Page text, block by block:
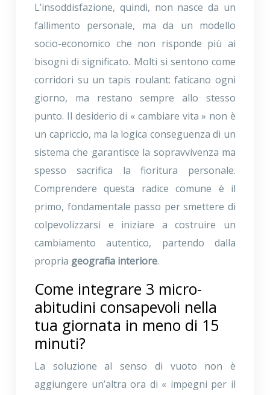
L’insoddisfazione, quindi, non nasce da un
fallimento personale, ma da un modello
socio-economico che non risponde più ai
bisogni di significato. Molti si sentono come
corridori su un tapis roulant: faticano ogni
giorno, ma restano sempre allo stesso
punto. Il desiderio di « cambiare vita » non è
un capriccio, ma la logica conseguenza di un
sistema che garantisce la sopravvivenza ma
spesso sacrifica la fioritura personale.
Comprendere questa radice comune è il
primo, fondamentale passo per smettere di
colpevolizzarsi e iniziare a costruire un
cambiamento autentico, partendo dalla
propria geografia interiore.
Come integrare 3 micro-
abitudini consapevoli nella
tua giornata in meno di 15
minuti?
La soluzione al senso di vuoto non è
aggiungere un’altra ora di « impegni per il